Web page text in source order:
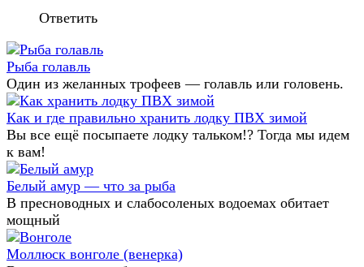
Ответить
Рыба голавль
Один из желанных трофеев — голавль или головень.
Как и где правильно хранить лодку ПВХ зимой
Вы все ещё посыпаете лодку тальком!? Тогда мы идем
к вам!
Белый амур — что за рыба
В пресноводных и слабосоленых водоемах обитает
мощный
Моллюск вонголе (венерка)